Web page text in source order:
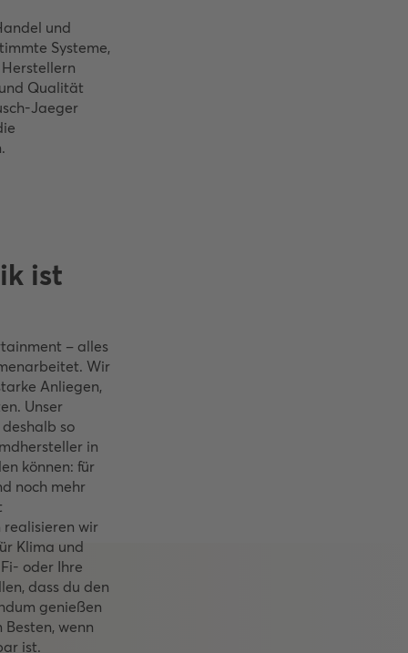
und
Systeme,
Qualität
Jaeger
ist
– alles
Wir
Anliegen,
Unser
so
in
können: für
noch mehr
wir
Klima und
oder Ihre
dass du den
genießen
wenn
ist.